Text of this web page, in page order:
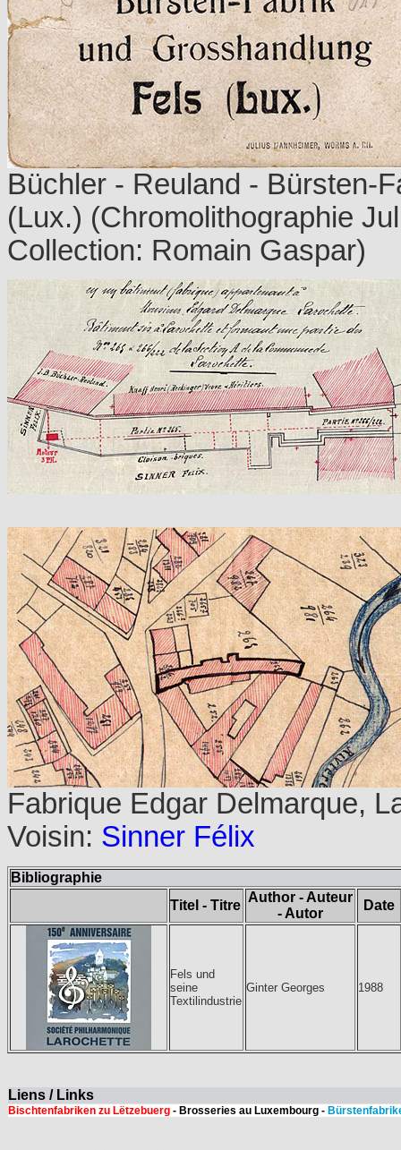
Büchler - Reuland - Bürsten-
(Lux.) (Chromolithographie
Collection: Romain Gaspar)
Fabrique Edgar Delmarque,
Voisin: Sinner Félix
Bibliographie
Titel - Titre
Author - Auteur
- Autor
Date
Fels und
seine
Textilindustrie
Ginter Georges 1988
Liens / Links
Bischtenfabriken zu Lëtzebuerg - Brosseries au Luxembourg -